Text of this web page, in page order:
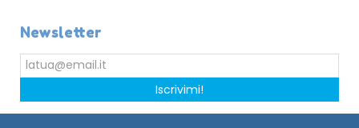
Newsletter
Iscrivimi!